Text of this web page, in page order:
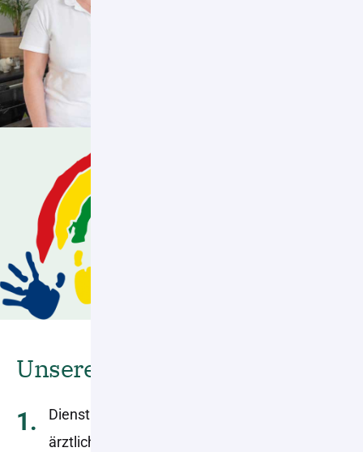
Unsere Vorteile
1.
Dienstleistungen rund um Rezepte und
ärztlichen Verordnungen